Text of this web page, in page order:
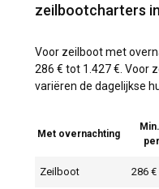
zeilbootcharters
Voor zeilboot met
286 € tot 1.427 €. Voor
variëren de dagelijkse
Met overnachting
Zeilboot 286 €